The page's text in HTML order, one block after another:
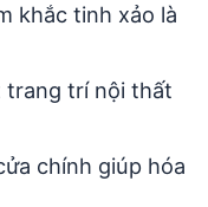
khắc tinh xảo là
trang trí nội thất
chính giúp hóa